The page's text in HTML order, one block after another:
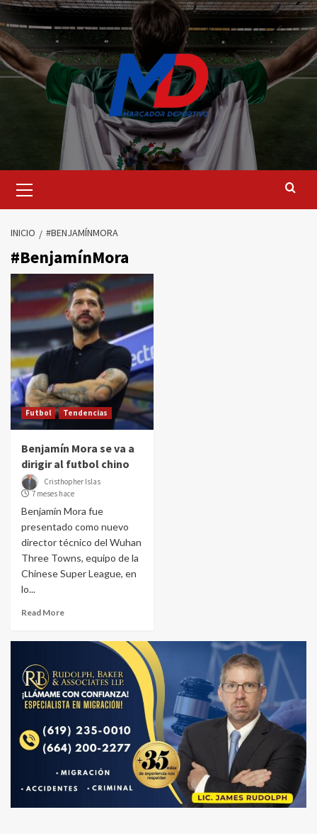
Saltar
al
contenido
principal
INICIO #BENJAMÍNMORA
#BenjamínMora
Futbol Tendencias
Benjamín Mora se va a
dirigir al futbol chino
Cristhopher Islas
7 meses hace
Benjamín Mora fue
presentado como nuevo
director técnico del Wuhan
Three Towns, equipo de la
Chinese Super League, en
lo...
Read More